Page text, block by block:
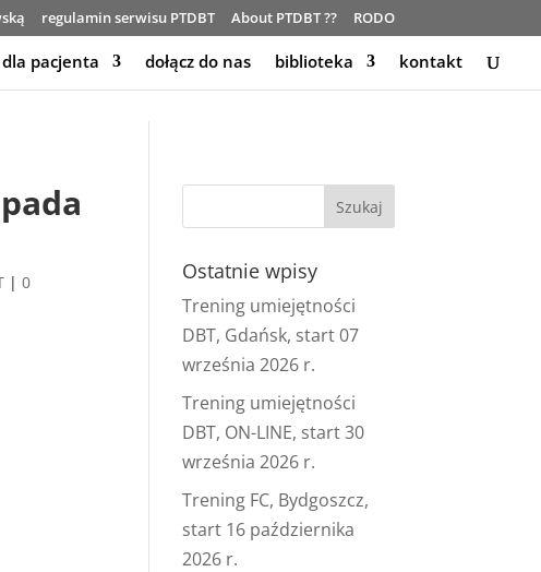
regulamin serwisu PTDBT About PTDBT ?? RODO
dla pacjenta dołącz do nas biblioteka kontakt
|0
Ostatnie wpisy
Trening umiejętności
DBT, Gdańsk, start 07
września 2026 r.
Trening umiejętności
DBT, ON-LINE, start 30
września 2026 r.
Trening FC, Bydgoszcz,
start 16 października
2026 r.